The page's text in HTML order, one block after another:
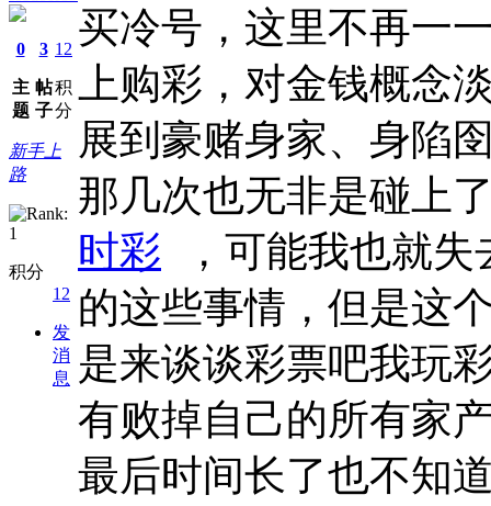
0
主
题
3
帖
子
12
积
分
新手上
路
积分
12
发
消
息
买冷号，这里不再一
上购彩，对金钱概念
展到豪赌身家、身陷
那几次也无非是碰上
时彩 ，可能我也就失
的这些事情，但是这
是来谈谈彩票吧我玩
有败掉自己的所有家
最后时间长了也不知